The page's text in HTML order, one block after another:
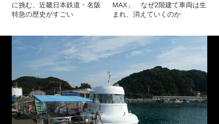
に挑む、近畿日本鉄道・名阪
特急の歴史がすごい
MAX」 なぜ2階建て車両は生
まれ、消えていくのか